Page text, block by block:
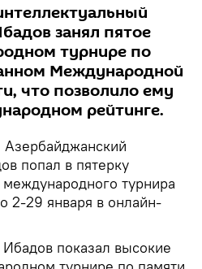
занял пятое
турнире по
Международной
что позволило ему
рейтинге.
Азербайджанский
попал в пятерку
турнира
2-29 января в онлайн-
показал высокие